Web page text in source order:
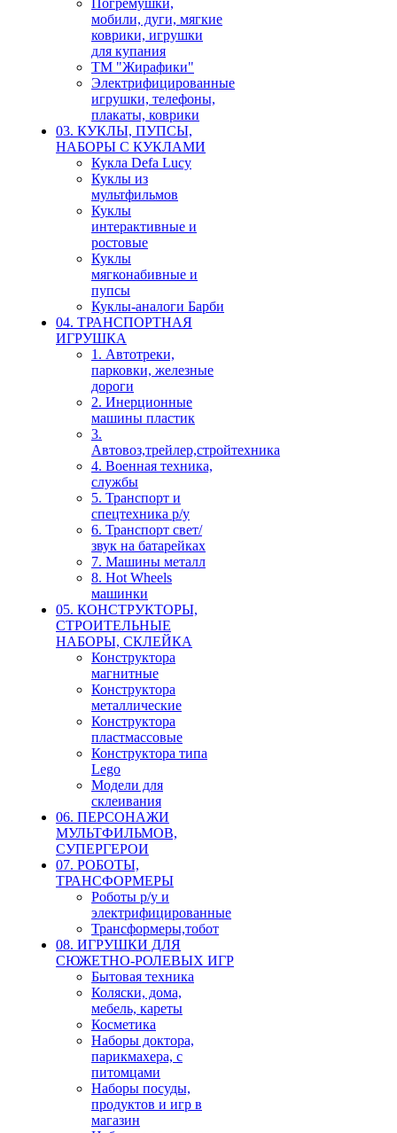
мобили, дуги, мягкие
коврики, игрушки
для купания
ТМ "Жирафики"
Электрифицированные
игрушки, телефоны,
плакаты, коврики
03. КУКЛЫ, ПУПСЫ,
НАБОРЫ С КУКЛАМИ
Кукла Defa Lucy
Куклы из
мультфильмов
Куклы
интерактивные и
ростовые
Куклы
мягконабивные и
пупсы
Куклы-аналоги Барби
04. ТРАНСПОРТНАЯ
ИГРУШКА
1. Автотреки,
парковки, железные
дороги
2. Инерционные
машины пластик
3.
Автовоз,трейлер,стройтехника
4. Военная техника,
службы
5. Транспорт и
спецтехника р/у
6. Транспорт свет/
звук на батарейках
7. Машины металл
8. Hot Wheels
машинки
05. КОНСТРУКТОРЫ,
СТРОИТЕЛЬНЫЕ
НАБОРЫ, СКЛЕЙКА
Конструктора
магнитные
Конструктора
металлические
Конструктора
пластмассовые
Конструктора типа
Lego
Модели для
склеивания
06. ПЕРСОНАЖИ
МУЛЬТФИЛЬМОВ,
СУПЕРГЕРОИ
07. РОБОТЫ,
ТРАНСФОРМЕРЫ
Роботы р/у и
электрифицированные
Трансформеры,тобот
08. ИГРУШКИ ДЛЯ
СЮЖЕТНО-РОЛЕВЫХ ИГР
Бытовая техника
Коляски, дома,
мебель, кареты
Косметика
Наборы доктора,
парикмахера, с
питомцами
Наборы посуды,
продуктов и игр в
магазин